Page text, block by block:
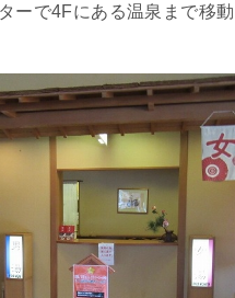
ーで4Fにある温泉まで移動